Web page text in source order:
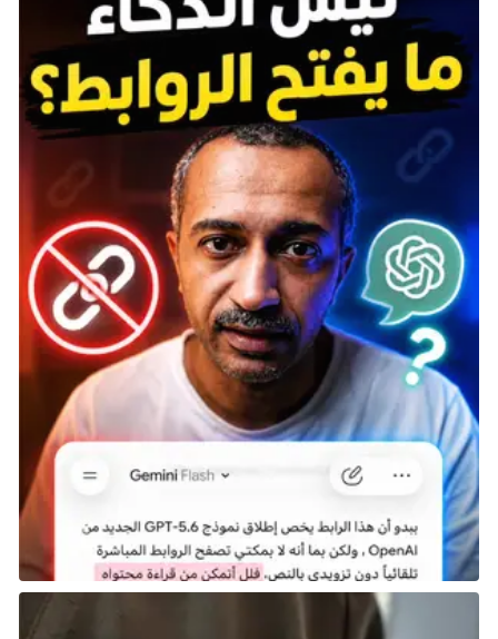
جسِّد قائدًا لامعًا في حضارة اللعبة، بدءًا من رؤساء الدول
التقليديين المعروفين بقوتهم العسكرية أو براعتهم
السياسية، إلى القادة ذوي الرؤية الذين أحدثوا تأثيرات أبدية
في الفلسفة والعلوم وحقوق الإنسان والمزيد! تعرف على
القادة الذين سيوجهون إمبراطوريتك عبر العصور، ثم ابدأ في
وضع إستراتيجيات حول أفضل السبل لاستخدام قدراتهم
يمكن أن تشكل قراراتك الإستراتيجية السلالة الثقافية
الفريدة لامبراطوريتك المتطورة. تحكم كواحد من بين العديد
من القادة الأسطوريين عبر التاريخ، قم بتوجيه مسار قصتك
عن طريق اختيار حضارة جديدة لتمثيل امبراطوريتك في كل
عصر من التقدم البشري. لأول مرة في تاريخ اللعبة تتيح لك
اللعبة اختيار قائدك بشكل منفصل عن حضارتك، مما
يمنحك الحرية في إنشاء استراتيجيات جديدة تمامًا عن طريق
مزج مكافآت اللعب ومطابقتها. يمتلك كل قائد قدرة فريدة
ويمكن تحسينها بشكل أكبر من خلال السمات القابلة
للتخصيص المكتسبة من خلال اللعب، مما يمكّنك من تعزيز
إستراتيجيتك أو محورها من عصر إلى آخر.
يقدم كل عصر مجموعة فريدة من الحضارات المتاحة للعب
بها — لكن اختيارك للقائد يظل كما هو طوال اللعب، بالنسبة
للحملات متعددة الأعمار، سيظل قائدك دائمًا كما هو، حتى